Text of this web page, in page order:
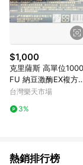
無法進行 LINE POINTS 回饋。 (5) LINE 購
平台，商品資料更新
位、贈品與台灣樂
(6) 導購訂單已逾
不符合回饋資格。 (7) 若上述或其他原因，致使消費者無接收到
點數回饋或點數回饋
追訴之權利，活動詳
$1,000
克里薩斯 高單位
FU 納豆激酶EX複方
囊 60粒 | | 山楂 丹蔘
台灣樂天市場
3%
熱銷排行榜